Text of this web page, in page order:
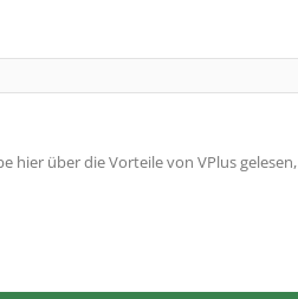
hier über die Vorteile von VPlus gelesen,